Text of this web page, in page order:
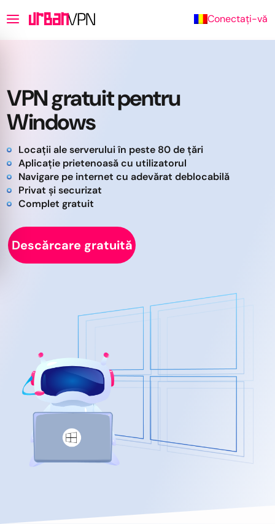
Conectați-vă
VPN gratuit pentru
Windows
Locații ale serverului în peste 80 de țări
Aplicație prietenoasă cu utilizatorul
Navigare pe internet cu adevărat deblocabilă
Privat și securizat
Complet gratuit
Descărcare gratuită